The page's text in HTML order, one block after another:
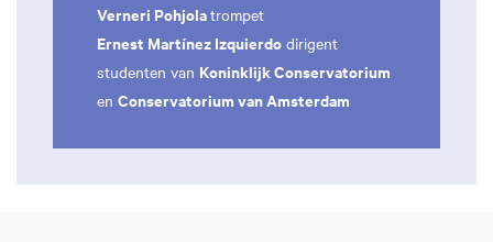
Verneri Pohjolatrompet
Ernest Martínez Izquierdo dirigent
studenten van Koninklijk Conservatorium
en Conservatorium van Amsterdam